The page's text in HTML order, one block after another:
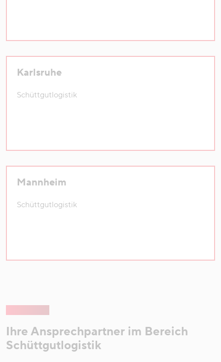
Karlsruhe
Schüttgutlogistik
Mannheim
Schüttgutlogistik
Ihre Ansprechpartner im Bereich
Schüttgutlogistik